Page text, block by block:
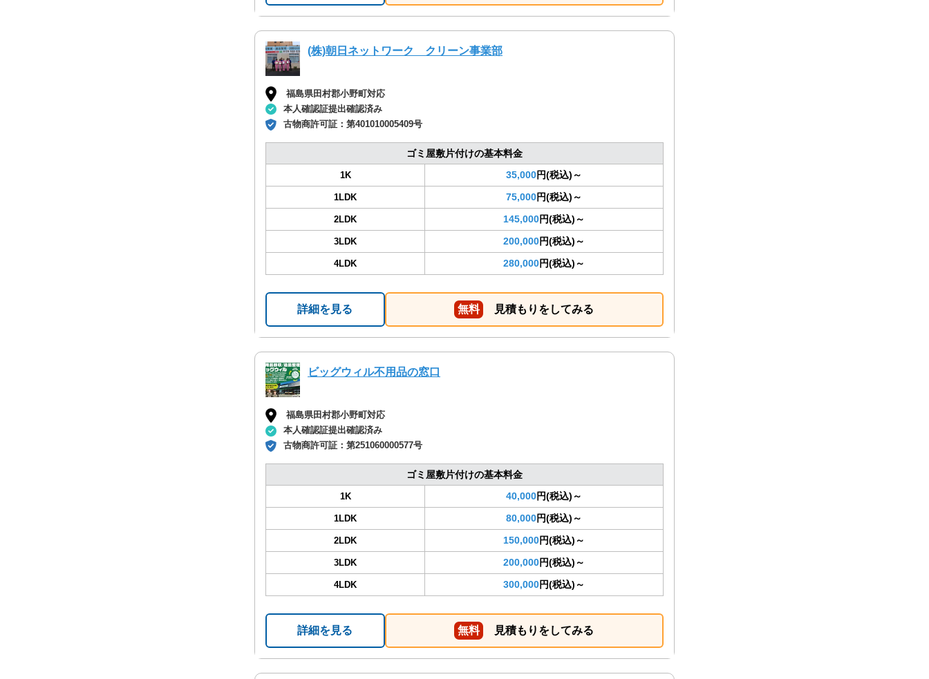
(株)朝日ネットワーク クリーン事業部
福島県田村郡小野町対応
本人確認証提出確認済み
古物商許可証： 第401010005409号
ゴミ屋敷片付けの基本料金
1K 35,000円(税込)～
1LDK 75,000円(税込)～
2LDK 145,000円(税込)～
3LDK 200,000円(税込)～
4LDK 280,000円(税込)～
詳細を見る 無料 見積もりをしてみる
ビッグウィル不用品の窓口
福島県田村郡小野町対応
本人確認証提出確認済み
古物商許可証： 第251060000577号
ゴミ屋敷片付けの基本料金
1K 40,000円(税込)～
1LDK 80,000円(税込)～
2LDK 150,000円(税込)～
3LDK 200,000円(税込)～
4LDK 300,000円(税込)～
詳細を見る 無料 見積もりをしてみる